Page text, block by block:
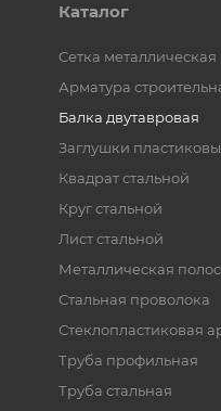
Каталог
Cетка металлическая
Арматура
Балка двутавровая
Заглушки
Квадрат стальной
Круг стальной
Лист стальной
Металлическая
Стальная проволока
Стеклопластиковая
Труба профильная
Труба стальная